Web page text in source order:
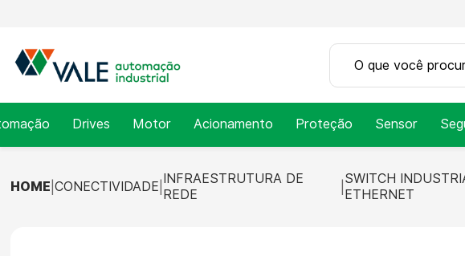
Drives Motor Acionamento Proteção Sensor
HOME CONECTIVIDADE
INFRAESTRUTURA DE
REDE
SWITCH
ETHERNET